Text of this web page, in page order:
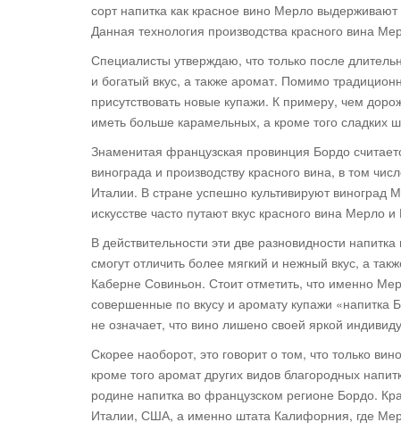
сорт напитка как красное вино Мерло
Данная технология производства красного вина
Специалисты утверждаю, что только после
и богатый вкус, а также аромат. Помимо
присутствовать новые купажи. К примеру, чем
иметь больше карамельных, а кроме того сладких
Знаменитая французская провинция Бордо
винограда и производству красного вина, в том
Италии. В стране успешно культивируют виноград
искусстве часто путают вкус красного вина Мерло
В действительности эти две разновидности
смогут отличить более мягкий и нежный вкус, а
Каберне Совиньон. Стоит отметить, что именно
совершенные по вкусу и аромату купажи
не означает, что вино лишено своей яркой
Скорее наоборот, это говорит о том, что только
кроме того аромат других видов благородных
родине напитка во французском регионе Бордо.
Италии, США, а именно штата Калифорния, где